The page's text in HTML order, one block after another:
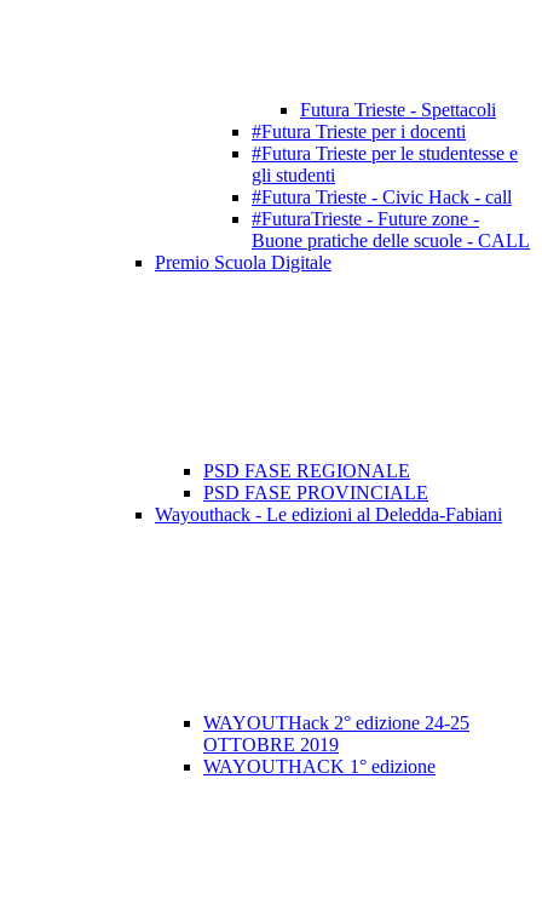
Futura Trieste - Spettacoli
#Futura Trieste per i docenti
#Futura Trieste per le studentesse e
gli studenti
#Futura Trieste - Civic Hack - call
#FuturaTrieste - Future zone -
Buone pratiche delle scuole - CALL
Premio Scuola Digitale
PSD FASE REGIONALE
PSD FASE PROVINCIALE
Wayouthack - Le edizioni al Deledda-Fabiani
WAYOUTHack 2° edizione 24-25
OTTOBRE 2019
WAYOUTHACK 1° edizione